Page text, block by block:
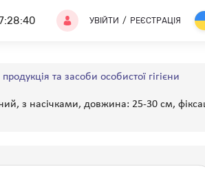
УВІЙТИ / РЕЄСТРАЦІЯ
та засоби особистої гігієни
з насічками, довжина: 25-30 см,